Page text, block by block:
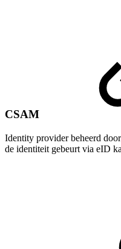
CSAM
Identity provider beheerd
de identiteit gebeurt via eID